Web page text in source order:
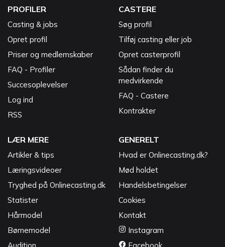
PROFILER
Casting & jobs
Opret profil
Priser og medlemskaber
FAQ - Profiler
Succesoplevelser
Log ind
RSS
CASTERE
Søg profil
Tilføj casting eller job
Opret casterprofil
Sådan finder du
medvirkende
FAQ - Castere
Kontrakter
LÆR MERE
Artikler & tips
Læringsvideoer
Tryghed på Onlinecasting.dk
Statister
Hårmodel
Børnemodel
Audition
GENERELT
Hvad er Onlinecasting.dk?
Mød holdet
Handelsbetingelser
Cookies
Kontakt
Instagram
Facebook